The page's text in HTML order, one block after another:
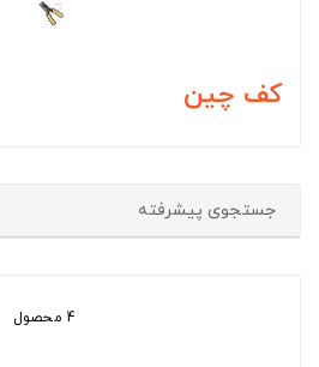
کف چین
جستجوی پیشرفته
4 محصول